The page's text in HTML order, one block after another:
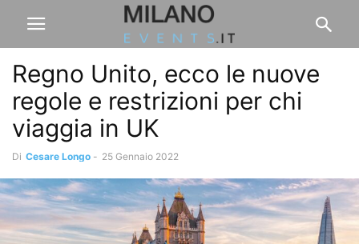
Regno Unito, ecco le nuove
regole e restrizioni per chi
viaggia in UK
Di Cesare Longo - 25 Gennaio 2022